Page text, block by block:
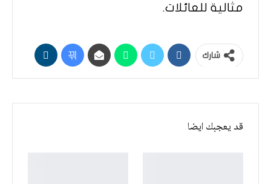
مثالية للعائلات.
شارك
قد يعجبك ايضا